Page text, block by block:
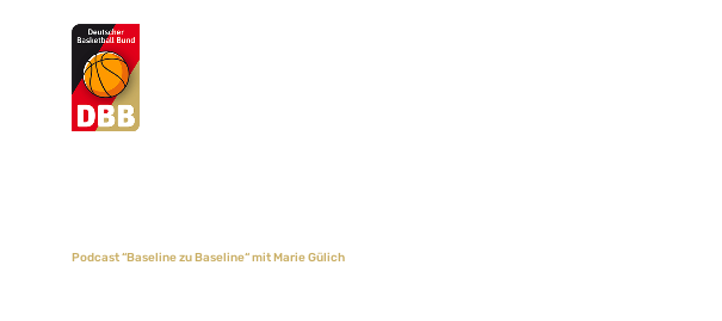
Suchvorschläge
Podcast “Baseline zu Baseline“ mit Marie Gülich